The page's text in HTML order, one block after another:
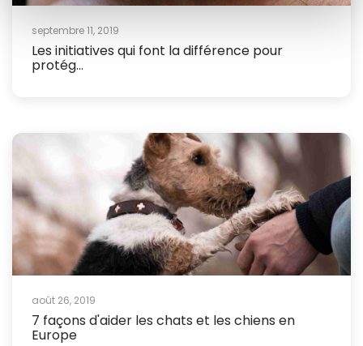
septembre 11, 2019
Les initiatives qui font la différence pour
protég...
août 26, 2019
7 façons d'aider les chats et les chiens en
Europe